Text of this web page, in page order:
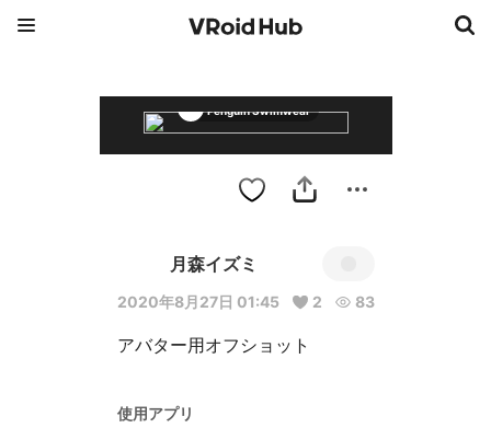
Penguin Swimwear
月森イズミ
2020年8月27日 01:45 2 83
アバター用オフショット
使用アプリ